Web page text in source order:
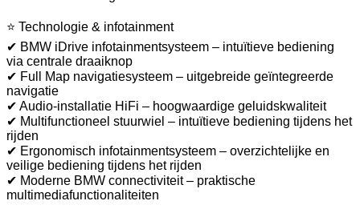
⭐ Technologie & infotainment
✔ BMW iDrive infotainmentsysteem – intuïtieve bediening
via centrale draaiknop
✔ Full Map navigatiesysteem – uitgebreide geïntegreerde
navigatie
✔ Audio-installatie HiFi – hoogwaardige geluidskwaliteit
✔ Multifunctioneel stuurwiel – intuïtieve bediening tijdens het
rijden
✔ Ergonomisch infotainmentsysteem – overzichtelijke en
veilige bediening tijdens het rijden
✔ Moderne BMW connectiviteit – praktische
multimediafunctionaliteiten